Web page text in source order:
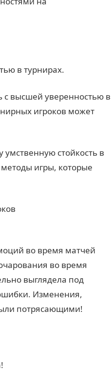
в турнирах.
с высшей уверенностью в
игроков может
стойкость в
игры, которые
во время матчей
во время
выглядела под
Изменения,
потрясающими!